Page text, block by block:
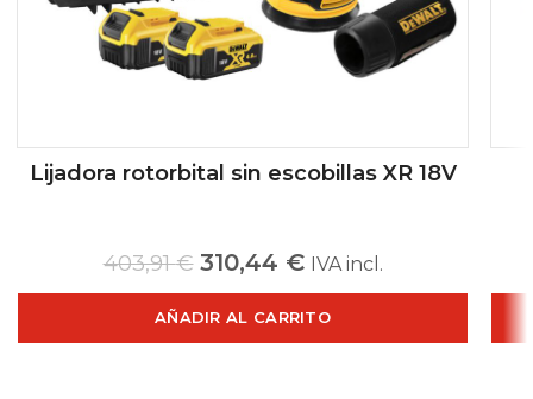
Lijadora rotorbital sin escobillas XR 18V
403,91€ 310,44 € IVA incl.
AÑADIR AL CARRITO